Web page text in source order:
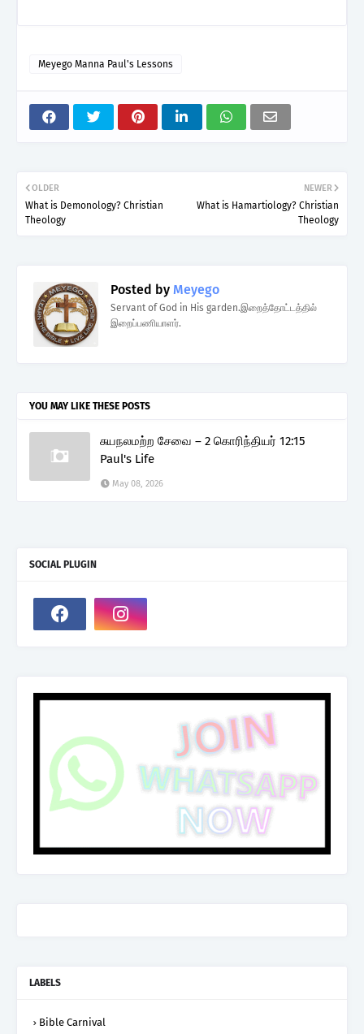
Meyego Manna Paul's Lessons
NEWER
What is Hamartiology? Christian
Theology
OLDER
What is Demonology? Christian
Theology
Posted by Meyego
Servant of God in His garden.இறைத்தோட்டத்தில்
இறைப்பணியாளர்.
YOU MAY LIKE THESE POSTS
சுயநலமற்ற சேவை – 2 கொரிந்தியர் 12:15
Paul's Life
May 08, 2026
SOCIAL PLUGIN
LABELS
Bible Carnival